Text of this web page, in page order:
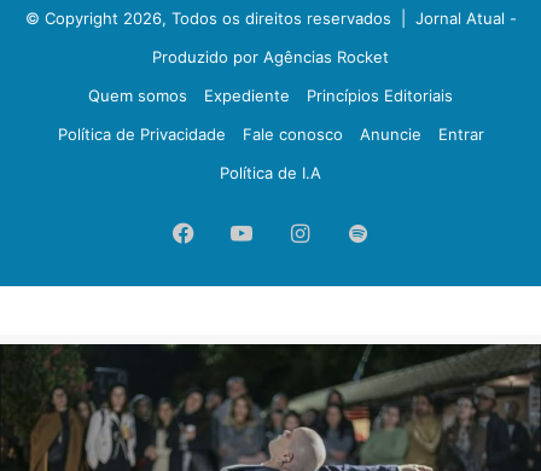
© Copyright 2026, Todos os direitos reservados | Jornal Atual -
Produzido por Agências Rocket
Quem somos
Expediente
Princípios Editoriais
Política de Privacidade
Fale conosco Anuncie
Entrar
Política de I.A
FacebookYouTubeInstagram
Spotify